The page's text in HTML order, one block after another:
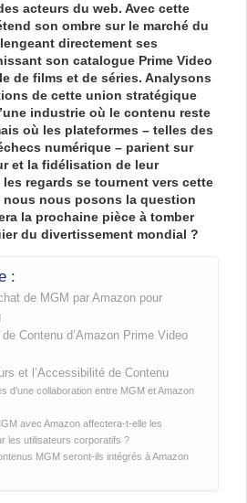
acteurs du web. Avec cette
son ombre sur le marché du
directement ses
son catalogue Prime Video
de films et de séries. Analysons
de cette union stratégique
industrie où le contenu reste
où les plateformes – telles des
numérique – parient sur
et la fidélisation de leur
regards se tournent vers cette
nous nous posons la question
la prochaine pièce à tomber
du divertissement mondial ?
:
de MGM par Amazon pour
Contenu d’Amazon Prime Video
et l’Accessibilité de Contenu
d’une collaboration entre MGM et Amazon
avec Amazon affectera-t-elle les
les utilisateurs corporatifs ?
MGM seront-ils intégrés à Amazon